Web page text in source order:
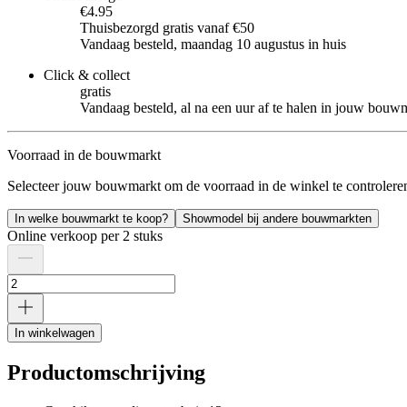
€4.95
Thuisbezorgd gratis vanaf €50
Vandaag besteld, maandag 10 augustus in huis
Click & collect
gratis
Vandaag besteld, al na een uur af te halen in jouw
Voorraad in de bouwmarkt
Selecteer jouw bouwmarkt om de voorraad in de winkel te
In welke bouwmarkt te koop? Showmodel bij andere bouwmarkten
Online verkoop per 2 stuks
In winkelwagen
Productomschrijving